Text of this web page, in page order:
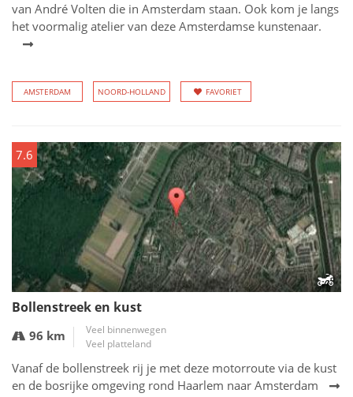
van André Volten die in Amsterdam staan. Ook kom je langs
het voormalig atelier van deze Amsterdamse kunstenaar.
AMSTERDAM NOORD-HOLLAND FAVORIET
7.6
Bollenstreek en kust
96 km
Veel binnenwegen
Veel platteland
Vanaf de bollenstreek rij je met deze motorroute via de kust
en de bosrijke omgeving rond Haarlem naar Amsterdam